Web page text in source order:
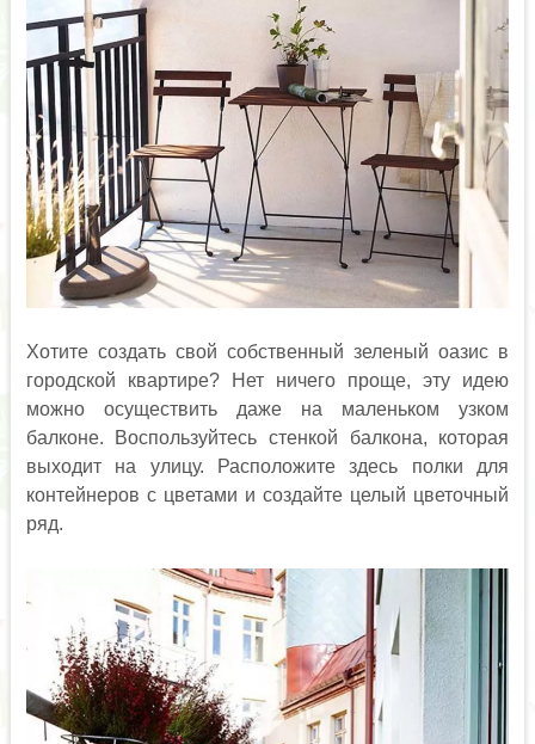
Хотите создать свой собственный зеленый оазис в
городской квартире? Нет ничего проще, эту идею
можно осуществить даже на маленьком узком
балконе. Воспользуйтесь стенкой балкона, которая
выходит на улицу. Расположите здесь полки для
контейнеров с цветами и создайте целый цветочный
ряд.